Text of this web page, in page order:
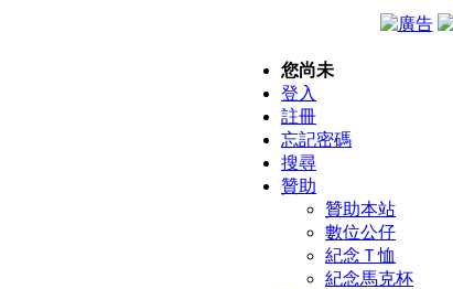
您尚未
登入
註冊
忘記密碼
搜尋
贊助
贊助本站
數位公仔
紀念Ｔ恤
紀念馬克杯